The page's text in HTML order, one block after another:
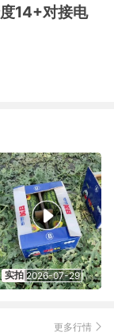
老板8012下单
商家聊生意
6178与商家聊
商家聊生意
商家聊生意
14+对接电
实拍 2026-07-29
更多行情